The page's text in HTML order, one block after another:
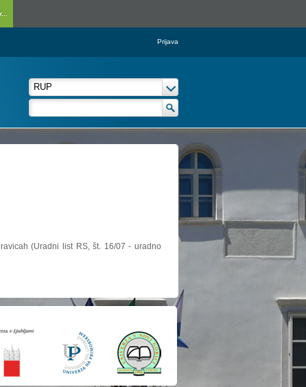
Prijava
(Uradni list RS, št. 16/07 - uradno